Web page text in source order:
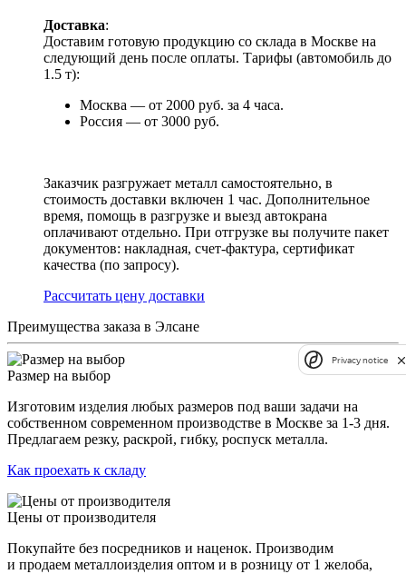
Доставка:
Доставим готовую продукцию со склада в Москве на
следующий день после оплаты. Тарифы (автомобиль до
1.5 т):
Москва — от 2000 руб. за 4 часа.
Россия — от 3000 руб.
Заказчик разгружает металл самостоятельно, в
стоимость доставки включен 1 час. Дополнительное
время, помощь в разгрузке и выезд автокрана
оплачивают отдельно. При отгрузке вы получите пакет
документов: накладная, счет-фактура, сертификат
качества (по запросу).
Раcсчитать цену доставки
Преимущества заказа в Элсане
Размер на выбор
Изготовим изделия любых размеров под ваши задачи на
собственном современном производстве в Москве за 1-3 дня.
Предлагаем резку, раскрой, гибку, роспуск металла.
Как проехать к складу
Цены от производителя
Покупайте без посредников и наценок. Производим
и продаем металлоизделия оптом и в розницу от 1 желоба,
Privacy notice